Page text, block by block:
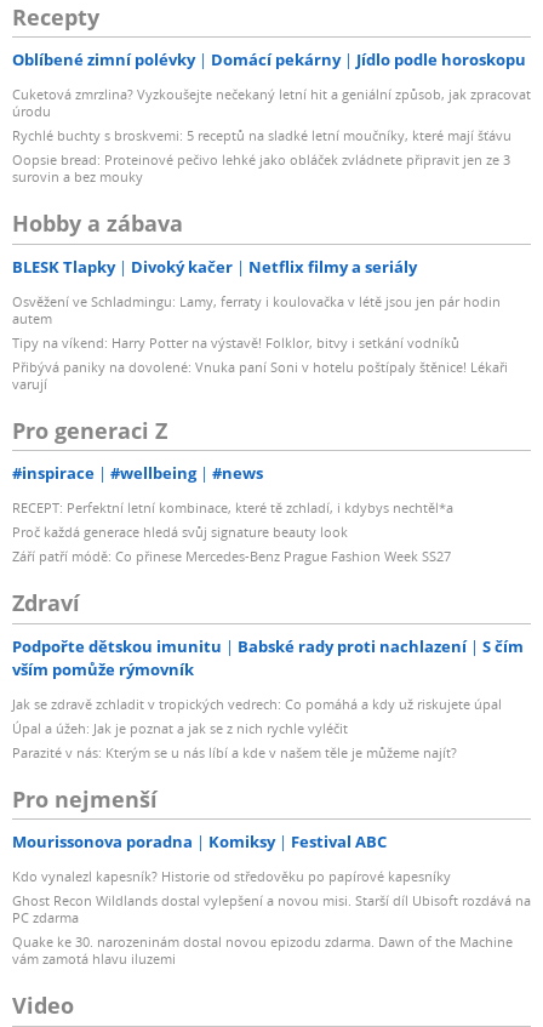
Recepty
Oblíbené zimní polévky Domácí pekárny Jídlo podle horoskopu
Cuketová zmrzlina? Vyzkoušejte nečekaný letní hit a geniální způsob, jak zpracovat
úrodu
Rychlé buchty s broskvemi: 5 receptů na sladké letní moučníky, které mají šťávu
Oopsie bread: Proteinové pečivo lehké jako obláček zvládnete připravit jen ze 3
surovin a bez mouky
Hobby a zábava
BLESK Tlapky Divoký kačer Netflix filmy a seriály
Osvěžení ve Schladmingu: Lamy, ferraty i koulovačka v létě jsou jen pár hodin
autem
Tipy na víkend: Harry Potter na výstavě! Folklor, bitvy i setkání vodníků
Přibývá paniky na dovolené: Vnuka paní Soni v hotelu poštípaly štěnice! Lékaři
varují
Pro generaci Z
#inspirace #wellbeing #news
RECEPT: Perfektní letní kombinace, které tě zchladí, i kdybys nechtěl*a
Proč každá generace hledá svůj signature beauty look
Září patří módě: Co přinese Mercedes-Benz Prague Fashion Week SS27
Zdraví
Podpořte dětskou imunitu Babské rady proti nachlazení
S čím
vším pomůže rýmovník
Jak se zdravě zchladit v tropických vedrech: Co pomáhá a kdy už riskujete úpal
Úpal a úžeh: Jak je poznat a jak se z nich rychle vyléčit
Parazité v nás: Kterým se u nás líbí a kde v našem těle je můžeme najít?
Pro nejmenší
Mourissonova poradna Komiksy Festival ABC
Kdo vynalezl kapesník? Historie od středověku po papírové kapesníky
Ghost Recon Wildlands dostal vylepšení a novou misi. Starší díl Ubisoft rozdává na
PC zdarma
Quake ke 30. narozeninám dostal novou epizodu zdarma. Dawn of the Machine
vám zamotá hlavu iluzemi
Video